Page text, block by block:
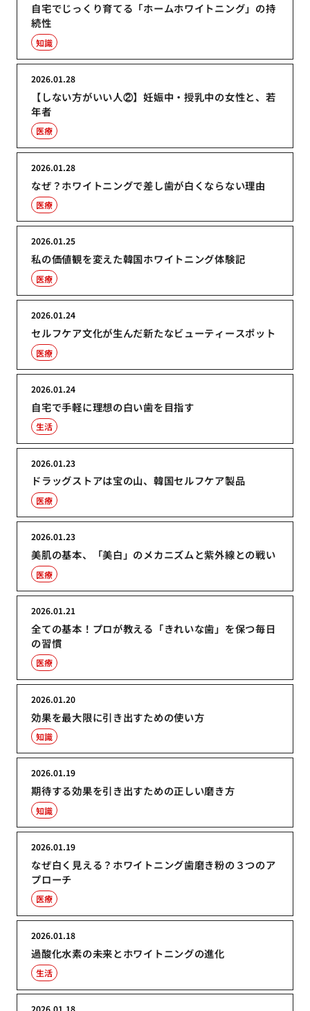
自宅でじっくり育てる「ホームホワイトニング」の持
続性
知識
【しない方がいい人②】妊娠中・授乳中の女性と、若
年者
2026.01.28
医療
なぜ？ホワイトニングで差し歯が白くならない理由
2026.01.28
医療
私の価値観を変えた韓国ホワイトニング体験記
2026.01.25
医療
セルフケア文化が生んだ新たなビューティースポット
2026.01.24
医療
自宅で手軽に理想の白い歯を目指す
2026.01.24
生活
ドラッグストアは宝の山、韓国セルフケア製品
2026.01.23
医療
美肌の基本、「美白」のメカニズムと紫外線との戦い
2026.01.23
医療
全ての基本！プロが教える「きれいな歯」を保つ毎日
の習慣
2026.01.21
医療
効果を最大限に引き出すための使い方
2026.01.20
知識
期待する効果を引き出すための正しい磨き方
2026.01.19
知識
なぜ白く見える？ホワイトニング歯磨き粉の３つのア
プローチ
2026.01.19
医療
過酸化水素の未来とホワイトニングの進化
2026.01.18
生活